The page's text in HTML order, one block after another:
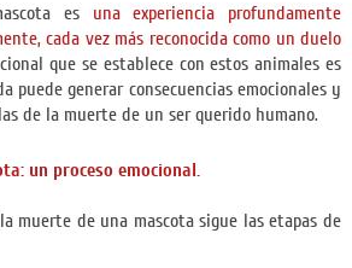
es una experiencia profundamente
cada vez más reconocida como un duelo
que se establece con estos animales es
puede generar consecuencias emocionales y
de la muerte de un ser querido humano.
un proceso emocional.
muerte de una mascota sigue las etapas de